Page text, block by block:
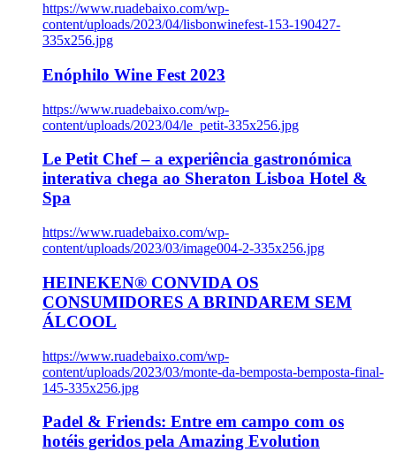
https://www.ruadebaixo.com/wp-
content/uploads/2023/04/lisbonwinefest-153-190427-
335x256.jpg
Enóphilo Wine Fest 2023
https://www.ruadebaixo.com/wp-
content/uploads/2023/04/le_petit-335x256.jpg
Le Petit Chef – a experiência gastronómica
interativa chega ao Sheraton Lisboa Hotel &
Spa
https://www.ruadebaixo.com/wp-
content/uploads/2023/03/image004-2-335x256.jpg
HEINEKEN® CONVIDA OS
CONSUMIDORES A BRINDAREM SEM
ÁLCOOL
https://www.ruadebaixo.com/wp-
content/uploads/2023/03/monte-da-bemposta-bemposta-final-
145-335x256.jpg
Padel & Friends: Entre em campo com os
hotéis geridos pela Amazing Evolution